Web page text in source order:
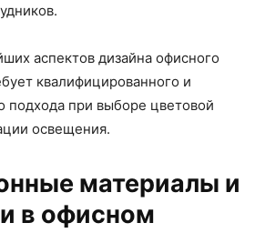
аспектов дизайна офисного
квалифицированного и
подхода при выборе цветовой
освещения.
материалы и
в офисном